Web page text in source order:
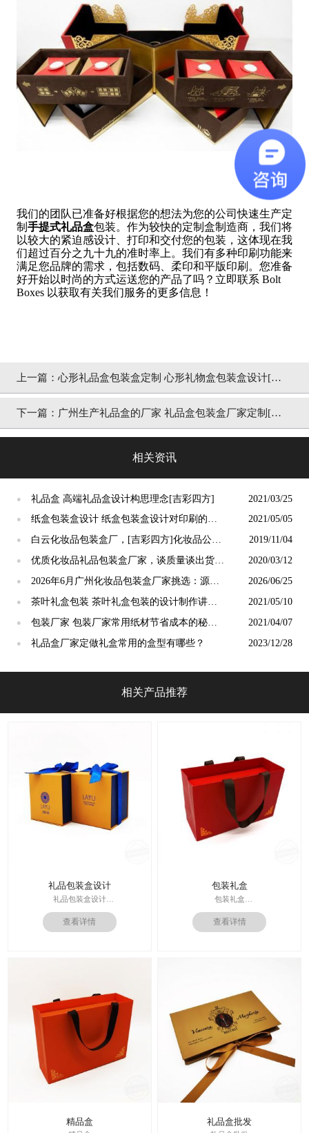
我们的团队已准备好根据您的想法为您的公司快速生产定
制 手提式礼品盒包装。作为较快的定制盒制造商，我们将
以较大的紧迫感设计、打印和交付您的包装，这体现在我
们超过百分之九十九的准时率上。我们有多种印刷功能来
满足您品牌的需求，包括数码、柔印和平版印刷。您准备
好开始以时尚的方式运送您的产品了吗？立即联系 Bolt
Boxes 以获取有关我们服务的更多信息！
上一篇： 心形礼品盒包装盒定制 心形礼物盒包装盒设计[吉
彩四方]
下一篇： 广州生产礼品盒的厂家 礼品盒包装盒厂家定制[吉
相关资讯
● 礼品盒 高端礼品盒设计构思理念[吉彩四方] 2021/03/25
●
纸盒包装盒设计 纸盒包装盒设计对印刷的要
求[吉彩四方]
2021/05/05
●
白云化妆品包装盒厂，[吉彩四方]化妆品公司
集中地送货方便不误时
2019/11/04
●
优质化妆品礼品包装盒厂家，谈质量谈出货速
度就选择[吉彩四方]
2020/03/12
●
2026年6月广州化妆品包装盒厂家挑选：源头
工厂避坑指南
2026/06/25
●
茶叶礼盒包装 茶叶礼盒包装的设计制作讲解
[吉彩四方]一站式服务定制厂家
2021/05/10
●
包装厂家 包装厂家常用纸材节省成本的秘诀
[吉彩四方]
2021/04/07
● 礼品盒厂家定做礼盒常用的盒型有哪些？ 2023/12/28
相关产品推荐
礼品包装盒设计
礼品包装盒设计
印刷技术：专色印刷/四色印刷
内材料：特种纸
运输：全球发货，售后无忧
查看详情
包装礼盒
包装礼盒
印刷技术： 专色印刷
面纸：特种纸
内材料：1500克灰板
周期：签订合同确认样板后7-15个工
查看详情
精品盒 礼品盒批发